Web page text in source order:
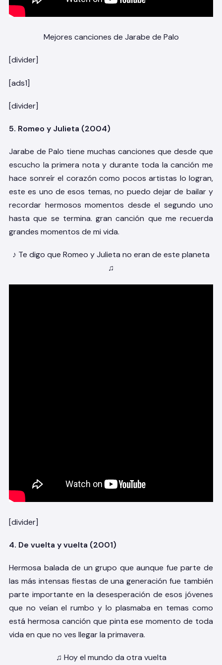
Mejores canciones de Jarabe de Palo
[divider]
[ads1]
[divider]
5. Romeo y Julieta (2004)
Jarabe de Palo tiene muchas canciones que desde que
escucho la primera nota y durante toda la canción me
hace sonreír el corazón como pocos artistas lo logran,
este es uno de esos temas, no puedo dejar de bailar y
recordar hermosos momentos desde el segundo uno
hasta que se termina. gran canción que me recuerda
grandes momentos de mi vida.
♪ Te digo que Romeo y Julieta no eran de este planeta
♫
[divider]
4. De vuelta y vuelta (2001)
Hermosa balada de un grupo que aunque fue parte de
las más intensas fiestas de una generación fue también
parte importante en la desesperación de esos jóvenes
que no veían el rumbo y lo plasmaba en temas como
está hermosa canción que pinta ese momento de toda
vida en que no ves llegar la primavera.
♫ Hoy el mundo da otra vuelta